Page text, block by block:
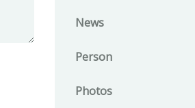
News
Person
Photos